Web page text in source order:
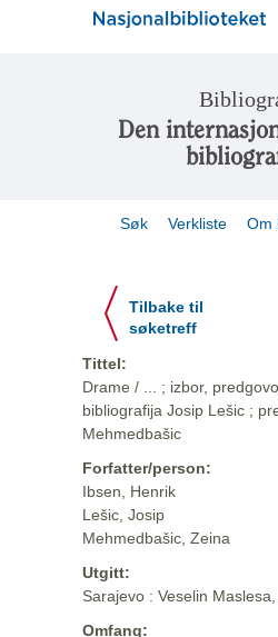
Den
Søk Verkliste Om
Tilbake til
søketreff
Tittel:
Drame / ... ; izbor,
bibliografija Josip Lešic ;
Mehmedbašic
Forfatter/person:
Ibsen, Henrik
Lešic, Josip
Mehmedbašic, Zeina
Utgitt:
Sarajevo : Veselin
Omfang: